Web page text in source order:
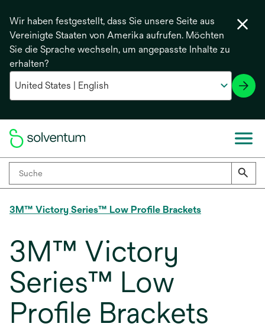
Wir haben festgestellt, dass Sie unsere Seite aus
Vereinigte Staaten von Amerika aufrufen. Möchten
Sie die Sprache wechseln, um angepasste Inhalte zu
erhalten?
3M™ Victory Series™ Low Profile Brackets
3M™ Victory
Series™ Low
Profile Brackets